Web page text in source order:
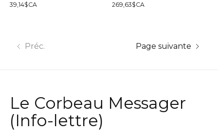
39,14$CA 269,63$CA
Préc. Page suivante
Le Corbeau Messager
(Info-lettre)